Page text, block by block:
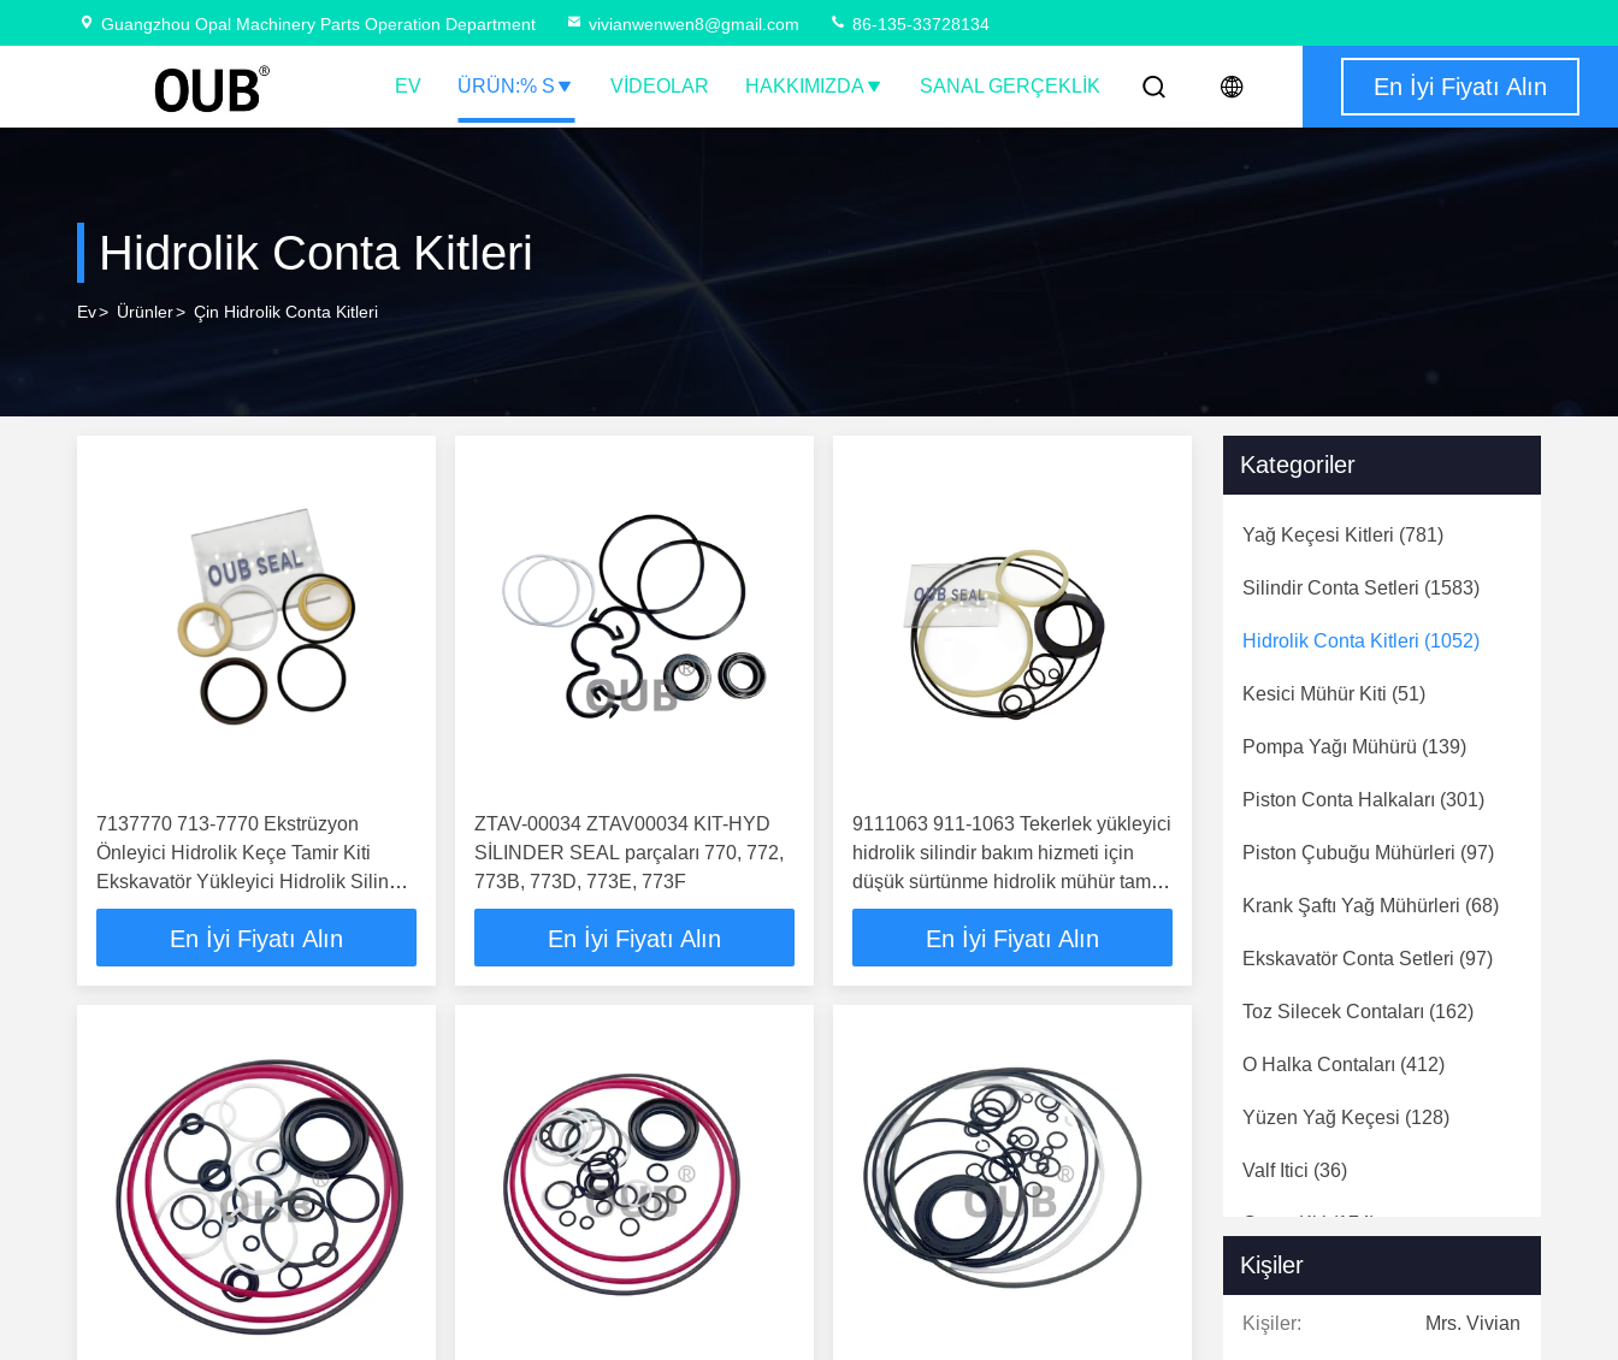
Guangzhou Opal Machinery Parts Operation Department vivianwenwen8@gmail.com 86-135-33728134
EV ÜRÜN:% S VIDEOLAR HAKKIMIZDA SANAL GERÇEKLIK En İyi Fiyatı Alın
Hidrolik Conta Kitleri
Ev> Ürünler> Çin Hidrolik Conta Kitleri
7137770 713-7770 Ekstrüzyon
Önleyici Hidrolik Keçe Tamir Kiti
Ekskavatör Yükleyici Hidrolik Silindir
Yedek Parçaları
En İyi Fiyatı Alın
ZTAV-00034 ZTAV00034 KIT-HYD
SİLINDER SEAL parçaları 770, 772,
773B, 773D, 773E, 773F
En İyi Fiyatı Alın
9111063 911-1063 Tekerlek yükleyici
hidrolik silindir bakım hizmeti için
düşük sürtünme hidrolik mühür tamir
kiti
En İyi Fiyatı Alın
Kategoriler
Yağ Keçesi Kitleri (781)
Silindir Conta Setleri (1583)
Hidrolik Conta Kitleri (1052)
Kesici Mühür Kiti (51)
Pompa Yağı Mühürü (139)
Piston Conta Halkaları (301)
Piston Çubuğu Mühürleri (97)
Krank Şaftı Yağ Mühürleri (68)
Ekskavatör Conta Setleri (97)
Toz Silecek Contaları (162)
O Halka Contaları (412)
Yüzen Yağ Keçesi (128)
Valf Itici (36)
Conta Kiti (174)
Motor Turboşarjları
Sürtünme Diski
Kişiler
Kişiler: Mrs. Vivian